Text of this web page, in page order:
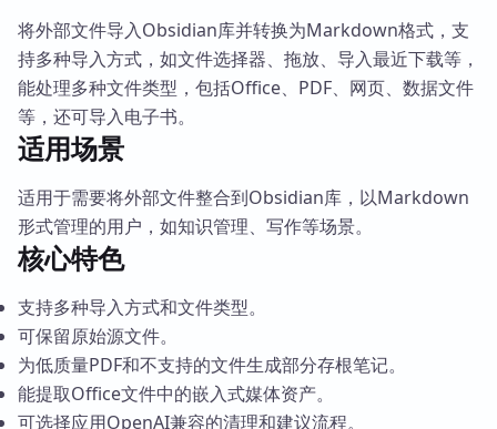
将外部文件导入Obsidian库并转换为Markdown格式，支
持多种导入方式，如文件选择器、拖放、导入最近下载等，
能处理多种文件类型，包括Office、PDF、网页、数据文件
等，还可导入电子书。
适用场景
适用于需要将外部文件整合到Obsidian库，以Markdown
形式管理的用户，如知识管理、写作等场景。
核心特色
支持多种导入方式和文件类型。
可保留原始源文件。
为低质量PDF和不支持的文件生成部分存根笔记。
能提取Office文件中的嵌入式媒体资产。
可选择应用OpenAI兼容的清理和建议流程。